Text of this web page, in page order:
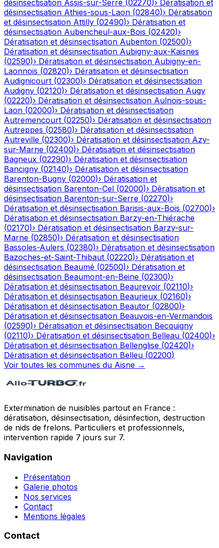
désinsectisation Assis-sur-Serre (02270)› Dératisation et
désinsectisation Athies-sous-Laon (02840)› Dératisation
et désinsectisation Attilly (02490)› Dératisation et
désinsectisation Aubencheul-aux-Bois (02420)›
Dératisation et désinsectisation Aubenton (02500)›
Dératisation et désinsectisation Aubigny-aux-Kaisnes
(02590)› Dératisation et désinsectisation Aubigny-en-
Laonnois (02820)› Dératisation et désinsectisation
Audignicourt (02300)› Dératisation et désinsectisation
Audigny (02120)› Dératisation et désinsectisation Augy
(02220)› Dératisation et désinsectisation Aulnois-sous-
Laon (02000)› Dératisation et désinsectisation
Autremencourt (02250)› Dératisation et désinsectisation
Autreppes (02580)› Dératisation et désinsectisation
Autreville (02300)› Dératisation et désinsectisation Azy-
sur-Marne (02400)› Dératisation et désinsectisation
Bagneux (02290)› Dératisation et désinsectisation
Bancigny (02140)› Dératisation et désinsectisation
Barenton-Bugny (02000)› Dératisation et
désinsectisation Barenton-Cel (02000)› Dératisation et
désinsectisation Barenton-sur-Serre (02270)›
Dératisation et désinsectisation Barisis-aux-Bois (02700)›
Dératisation et désinsectisation Barzy-en-Thiérache
(02170)› Dératisation et désinsectisation Barzy-sur-
Marne (02850)› Dératisation et désinsectisation
Bassoles-Aulers (02380)› Dératisation et désinsectisation
Bazoches-et-Saint-Thibaut (02220)› Dératisation et
désinsectisation Beaumé (02500)› Dératisation et
désinsectisation Beaumont-en-Beine (02300)›
Dératisation et désinsectisation Beaurevoir (02110)›
Dératisation et désinsectisation Beaurieux (02160)›
Dératisation et désinsectisation Beautor (02800)›
Dératisation et désinsectisation Beauvois-en-Vermandois
(02590)› Dératisation et désinsectisation Becquigny
(02110)› Dératisation et désinsectisation Belleau (02400)›
Dératisation et désinsectisation Bellenglise (02420)›
Dératisation et désinsectisation Belleu (02200)
Voir toutes les communes du Aisne →
Extermination de nuisibles partout en France :
dératisation, désinsectisation, désinfection, destruction
de nids de frelons. Particuliers et professionnels,
intervention rapide 7 jours sur 7.
Navigation
Présentation
Galerie photos
Nos services
Contact
Mentions légales
Contact